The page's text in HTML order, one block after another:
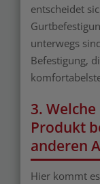
entscheidet
unterwegs
Befestigung,
3.
Produkt
anderen
Hier kommt